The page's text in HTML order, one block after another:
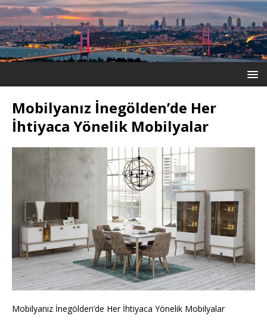
Mobilyanız İnegölden’de Her
İhtiyaca Yönelik Mobilyalar
Mobilyanız İnegölden’de Her İhtiyaca Yönelik Mobilyalar